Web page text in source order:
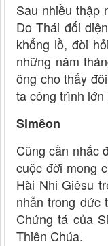
Sau nhiều thập
Do Thái đối
khổng lồ, đòi
những năm
ông cho thấy
ta công trình
Simêon
Cũng cần nhắc
cuộc đời mong
Hài Nhi Giêsu
nhẫn trong đức
Chứng tá của
Thiên Chúa.